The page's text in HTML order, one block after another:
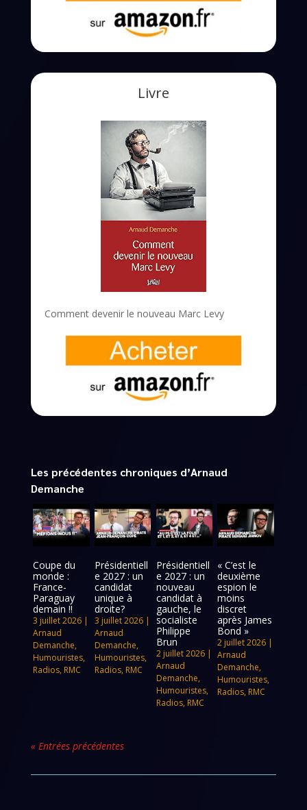
Livre
Comment devenir le nouveau Marc Levy
Les précédentes chroniques d’Arnaud
Demanche
Coupe du
monde :
France-
Paraguay
demain !!
3 juillet 2026 |
Arnaud
Demanche,
Humouristes,
Radios, RMC
Présidentiell
e 2027 : un
candidat
unique à
droite?
3 juillet 2026|
Arnaud
Demanche,
Humouristes,
Radios, RMC
Présidentiell
e 2027 : un
nouveau
candidat à
gauche, le
socialiste
Philippe
Brun
2 juillet 2026|
Arnaud
Demanche,
Humouristes,
Radios, RMC
« C’est le
deuxième
espion le
moins
discret
après James
Bond »
2 juillet 2026 |
Arnaud
Demanche,
Humouristes,
Radios, RMC
« Entrées précédentes